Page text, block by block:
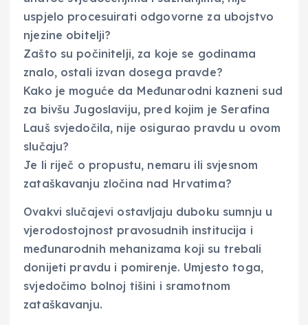
uspjelo procesuirati odgovorne za ubojstvo
njezine obitelji?
Zašto su počinitelji, za koje se godinama
znalo, ostali izvan dosega pravde?
Kako je moguće da Međunarodni kazneni sud
za bivšu Jugoslaviju, pred kojim je Serafina
Lauš svjedočila, nije osigurao pravdu u ovom
slučaju?
Je li riječ o propustu, nemaru ili svjesnom
zataškavanju zločina nad Hrvatima?
Ovakvi slučajevi ostavljaju duboku sumnju u
vjerodostojnost pravosudnih institucija i
međunarodnih mehanizama koji su trebali
donijeti pravdu i pomirenje. Umjesto toga,
svjedočimo bolnoj tišini i sramotnom
zataškavanju.